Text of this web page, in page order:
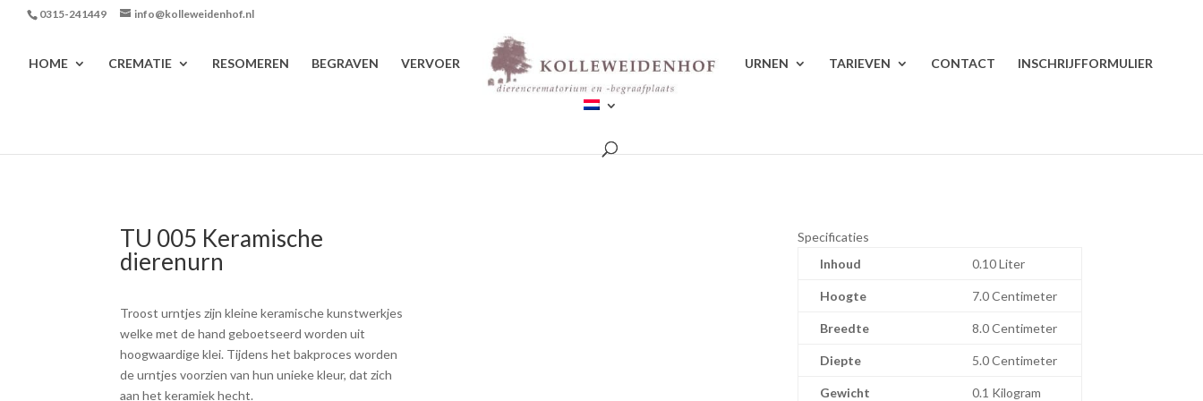
0315-241449 info@kolleweidenhof.nl
HOME CREMATIE RESOMEREN BEGRAVEN VERVOER URNEN TARIEVEN CONTACT INSCHRIJFFORMULIER
TU 005 Keramische
dierenurn
Troost urntjes zijn kleine keramische kunstwerkjes
welke met de hand geboetseerd worden uit
hoogwaardige klei. Tijdens het bakproces worden
de urntjes voorzien van hun unieke kleur, dat zich
aan het keramiek hecht.
Specificaties
Inhoud
0.10 Liter
Hoogte 7.0 Centimeter
Breedte 8.0 Centimeter
Diepte 5.0 Centimeter
Gewicht 0.1 Kilogram